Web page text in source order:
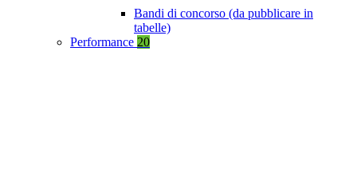
Bandi di concorso (da pubblicare in
tabelle)
Performance 20